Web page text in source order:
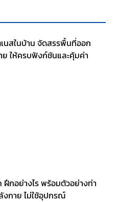
นสในบ้าน จัดสรรพื้นที่ออก
ย ให้ครบฟังก์ชันและคุ้มค่า
ฝึกอย่างไร พร้อมตัวอย่างท่า
งกาย ไม่ใช้อุปกรณ์